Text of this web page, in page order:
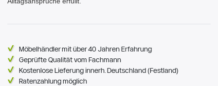
Möbelhändler mit über 40 Jahren Erfahrung
Geprüfte Qualität vom Fachmann
Kostenlose Lieferung innerh. Deutschland (Festland)
Ratenzahlung möglich